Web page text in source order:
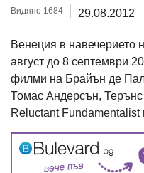
Видяно 1684 29.08.2012
Венеция в навечерието
август до 8 септември
филми на Брайън де
Томас Андерсън, Терънс
Reluctant